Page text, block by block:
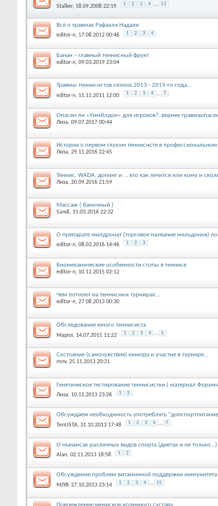
Stalker, 18.09.2008 22:19 1 2 3 4 ... 13
Всё о травмах Рафаэля Надаля
editor-n, 17.08.2012 00:46 1 2 3 4
Банан – главный теннисный фрукт
editor-n, 09.03.2019 23:04
Травмы теннисистов сезона 2013 - 2019-го года...
editor-n, 11.11.2011 12:00 1 2 3 4 ... 7
Опасен ли «Уимблдон» для игроков?..вернее
Лиза, 09.07.2017 00:44
История о первом глухом теннисисте в профессиональном
Лиза, 29.11.2016 22:45
Теннис, WADA, допинг и ... кто как лечится или кому и
Лиза, 20.09.2016 21:59
Массаж ( баночный )
Sandi, 15.03.2016 22:32
О препарате милдронат (торговое название мельдония)
editor-n, 08.03.2016 14:46 1 2 3
Биомеханические особенности стопы в теннисе
editor-n, 10.11.2015 02:12
Чем потчуют на теннисных турнирах...
editor-n, 27.08.2013 00:30
Обследование юного теннисиста
Марпл, 14.07.2011 11:22 1 2 3 4 ... 5
Состояние (самочувствие) юниора и участие в турнире...
mnv, 25.11.2013 20:21
Генетическое тестирование теннисистки ( материал
Лиза, 10.11.2013 23:26 1 2
Обсуждаем необходимость употреблять
TenUSTA, 31.10.2013 17:48 1 2 3 4 ... 7
О ньюансах различных видов спорта (диетах и не только...)
Alan, 02.11.2013 18:58 1 2
Обсуждение проблем витаминной поддержки иммунитета
МЛФ, 27.10.2013 23:14 1 2 3 4 ... 15
Повреждение менисков коленного сустава